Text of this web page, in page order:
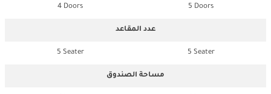
5 Doors
4 Doors
عدد المقاعد
5 Seater
5 Seater
مساحة الصندوق